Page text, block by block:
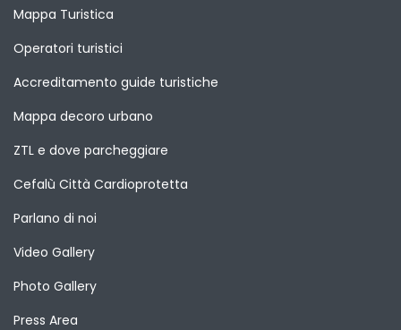
Mappa Turistica
Operatori turistici
Accreditamento guide turistiche
Mappa decoro urbano
ZTL e dove parcheggiare
Cefalù Città Cardioprotetta
Parlano di noi
Video Gallery
Photo Gallery
Press Area